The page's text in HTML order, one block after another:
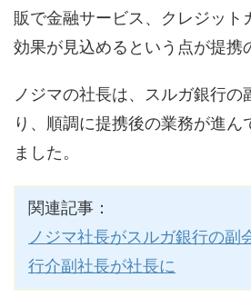
販で金融サービス、クレジット
効果が見込めるという点が提携
ノジマの社長は、スルガ銀行の
り、順調に提携後の業務が進ん
ました。
関連記事：
ノジマ社長がスルガ銀行の
行介副社長が社長に